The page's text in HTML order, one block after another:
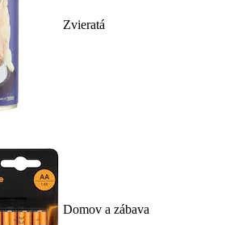
Zvieratá
Domov a zábava